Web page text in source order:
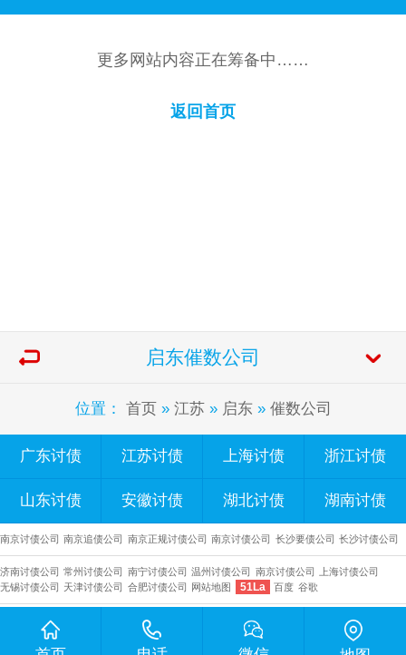
更多网站内容正在筹备中……
返回首页
启东催数公司
位置： 首页» 江苏» 启东» 催数公司
广东讨债 江苏讨债 上海讨债 浙江讨债
山东讨债 安徽讨债 湖北讨债 湖南讨债
南京讨债公司 南京追债公司 南京正规讨债公司 南京讨债公司 长沙要债公司 ​长沙讨债公司
济南讨债公司 常州讨债公司 南宁讨债公司 温州讨债公司 南京讨债公司
上海讨债公司
无锡讨债公司 天津讨债公司 合肥讨债公司 网站地图 51La 百度 谷歌